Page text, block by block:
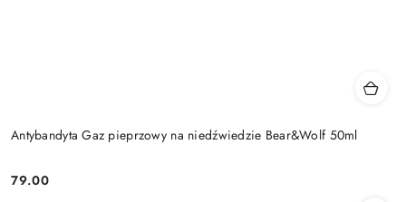
Antybandyta Gaz pieprzowy na niedźwiedzie Bear&Wolf 50ml
Cena:
79.00